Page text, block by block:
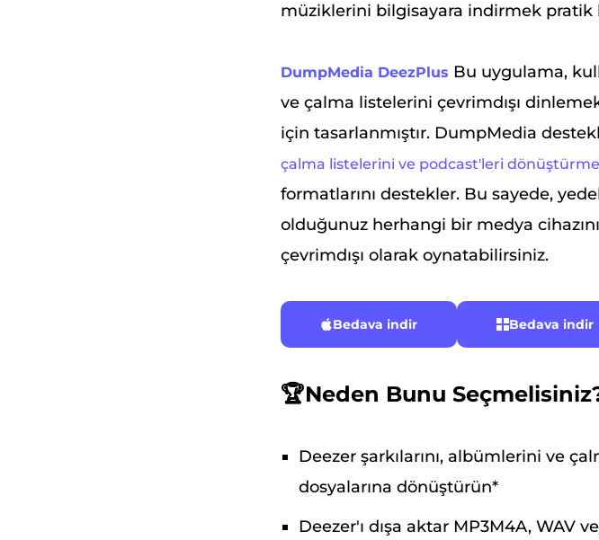
müziklerini bilgisayara indirmek pratik
DumpMedia DeezPlus Bu uygulama,
ve çalma listelerini çevrimdışı
için tasarlanmıştır. DumpMedia
çalma listelerini ve podcast'leri
formatlarını destekler. Bu sayede,
olduğunuz herhangi bir medya
çevrimdışı olarak oynatabilirsiniz.
Bedava indir Bedava indir
🏆Neden Bunu
Deezer şarkılarını, albümlerini ve
dosyalarına dönüştürün*
Deezer'ı dışa aktar MP3M4A, WAV